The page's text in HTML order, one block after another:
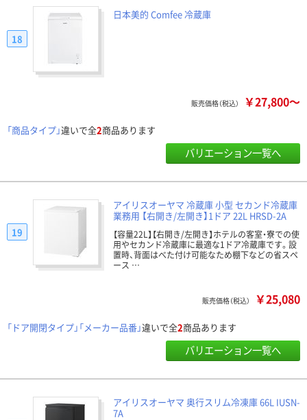
日本美的 Comfee 冷蔵庫
18
販売価格（税込） ￥27,800～
「商品タイプ」違いで全2商品あります
バリエーション一覧へ
アイリスオーヤマ 冷蔵庫 小型 セカンド冷蔵庫
業務用 【右開き/左開き】1ドア 22L HRSD-2A
【容量22L】【右開き/左開き】ホテルの客室・寮での使
用やセカンド冷蔵庫に最適な1ドア冷蔵庫です。設
置時、背面はべた付け可能なため棚下などの省スペ
ース …
19
販売価格（税込） ￥25,080
「ドア開閉タイプ」「メーカー品番」違いで全2商品あります
バリエーション一覧へ
アイリスオーヤマ 奥行スリム冷凍庫 66L IUSN-
7A